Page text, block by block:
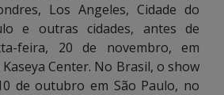
Los Angeles, Cidade do
e outras cidades, antes de
feira, 20 de novembro, em
Center. No Brasil, o show
de outubro em São Paulo, no